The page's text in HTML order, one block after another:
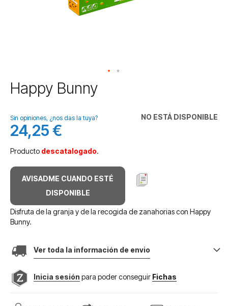
Saltar
al
de
la
galería
imágenes
Happy Bunny
NO ESTÁ DISPONIBLE
Sin opiniones, ¿nos das la tuya?
24,25 €
Producto descatalogado.
AVISADME CUANDO ESTÉ
DISPONIBLE
Disfruta de la granja y de la recogida de zanahorias con Happy
Bunny.
Ver toda la información de envio
Inicia sesión para poder conseguir Fichas